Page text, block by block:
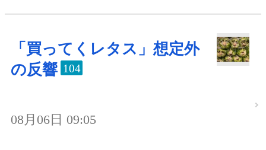
「買ってくレタス」想定外
の反響 104
08月06日 09:05